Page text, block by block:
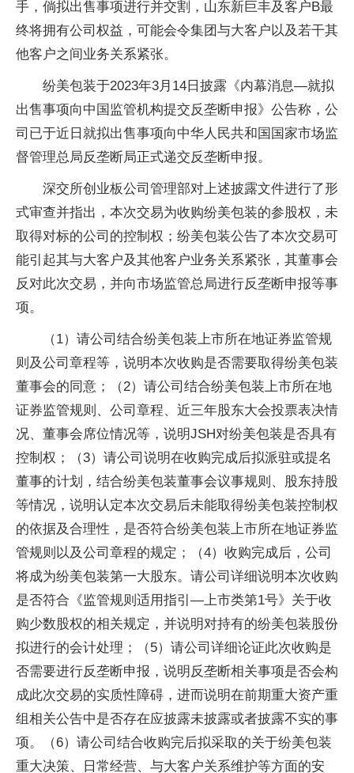
手，倘拟出售事项进行并交割，山东新巨丰及客户B最
终将拥有公司权益，可能会令集团与大客户以及若干其
他客户之间业务关系紧张。
纷美包装于2023年3月14日披露《内幕消息—就拟
出售事项向中国监管机构提交反垄断申报》公告称，公
司已于近日就拟出售事项向中华人民共和国国家市场监
督管理总局反垄断局正式递交反垄断申报。
深交所创业板公司管理部对上述披露文件进行了形
式审查并指出，本次交易为收购纷美包装的参股权，未
取得对标的公司的控制权；纷美包装公告了本次交易可
能引起其与大客户及其他客户业务关系紧张，其董事会
反对此次交易，并向市场监管总局进行反垄断申报等事
项。
（1）请公司结合纷美包装上市所在地证券监管规
则及公司章程等，说明本次收购是否需要取得纷美包装
董事会的同意；（2）请公司结合纷美包装上市所在地
证券监管规则、公司章程、近三年股东大会投票表决情
况、董事会席位情况等，说明JSH对纷美包装是否具有
控制权；（3）请公司说明在收购完成后拟派驻或提名
董事的计划，结合纷美包装董事会议事规则、股东持股
等情况，说明认定本次交易后未能取得纷美包装控制权
的依据及合理性，是否符合纷美包装上市所在地证券监
管规则以及公司章程的规定；（4）收购完成后，公司
将成为纷美包装第一大股东。请公司详细说明本次收购
是否符合《监管规则适用指引—上市类第1号》关于收
购少数股权的相关规定，并说明对持有的纷美包装股份
拟进行的会计处理；（5）请公司详细论证此次收购是
否需要进行反垄断申报，说明反垄断相关事项是否会构
成此次交易的实质性障碍，进而说明在前期重大资产重
组相关公告中是否存在应披露未披露或者披露不实的事
项。（6）请公司结合收购完后拟采取的关于纷美包装
重大决策、日常经营、与大客户关系维护等方面的安